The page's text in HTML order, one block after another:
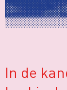
In de